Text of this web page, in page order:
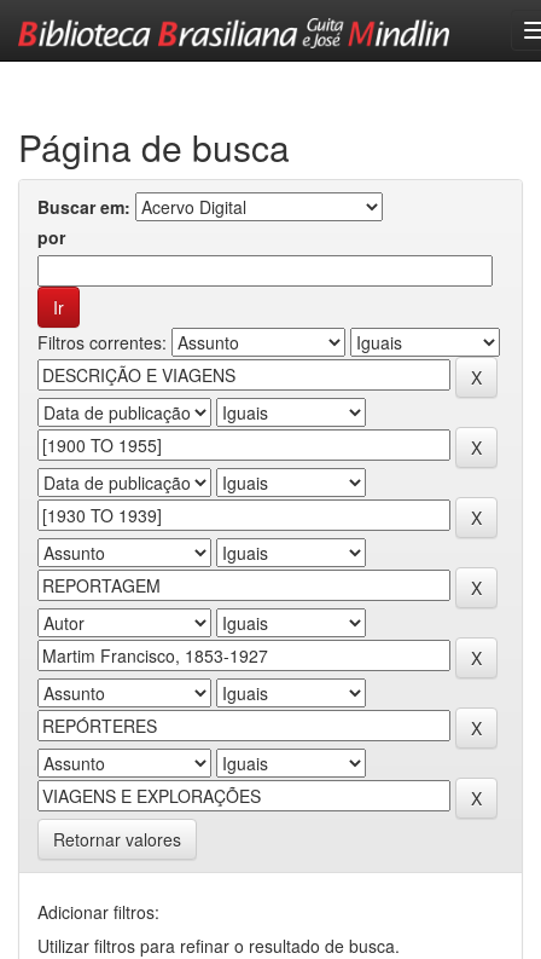
Página de busca
Buscar em:
por
Filtros correntes:
Retornar valores
Adicionar filtros:
Utilizar filtros para refinar o resultado de busca.